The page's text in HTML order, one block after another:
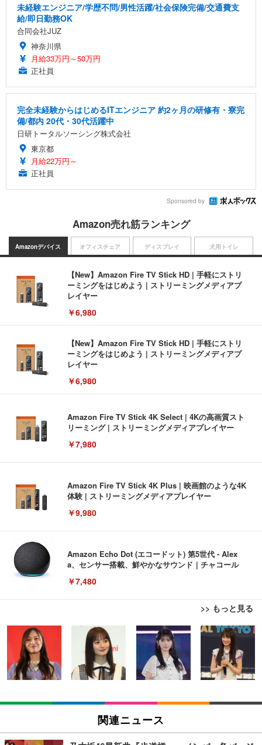
未経験エンジニア/学歴不問/男性活躍/社会保険完備/交通費支
給/即日勤務OK
合同会社JUZ
神奈川県
月給33万円～50万円
正社員
完全未経験からはじめるITエンジニア 約2ヶ月の研修有・寮完
備/都内 20代・30代活躍中
日研トータルソーシング株式会社
東京都
月給22万円～
正社員
Sponsored by
Amazon売れ筋ランキング
Amazonデバイス
【New】Amazon Fire TV Stick HD | 手軽にストリ
ーミングをはじめよう | ストリーミングメディアプ
レイヤー
￥6,980
【New】Amazon Fire TV Stick HD | 手軽にストリ
ーミングをはじめよう | ストリーミングメディアプ
レイヤー
￥6,980
Amazon Fire TV Stick 4K Select | 4Kの高画質スト
リーミング | ストリーミングメディアプレイヤー
￥7,980
Amazon Fire TV Stick 4K Plus | 映画館のような4K
体験 | ストリーミングメディアプレイヤー
￥9,980
Amazon Echo Dot (エコードット) 第5世代 - Alex
a、センサー搭載、鮮やかなサウンド｜チャコール
￥7,480
>> もっと見る
オフィスチェア
[EdoErgo] オフィスチェア 椅子 テレワーク 疲れな
い 跳ね上げ式アームレスト コンパクト 約105度ロッ
キング pc 事務椅子 360度回転 座面昇降 強化ナイロ
ン樹脂ベース 通気性メッシュ 在宅ワーク H-WY01
(黒網+黒枠+黒足)
￥5,699
SIHOO B100 オフィスチェア／デスクチェア メッシ
ュチェア 人間工学 疲れない ブラック
￥27,999
ディスプレイ
EIZO ビジネス向けプレミアムモニター | FlexScan
EV3240X-WT | 31.5型4K UHD・USB Type-C・ホワ
￥105,595
EIZO ビジネス向けプレミアムモニター | FlexScan
犬用トイレ
Amazonベーシック ペットシーツ 薄型 レギュラー 1
回使い捨て 無香料 ホワイト 300枚
￥3,373
Amazonベーシック ペットシーツ 厚型 ワイド 42枚
x2袋(84枚) ホワイト(吸収面:ライトブルー)
￥3,234
関連ニュース